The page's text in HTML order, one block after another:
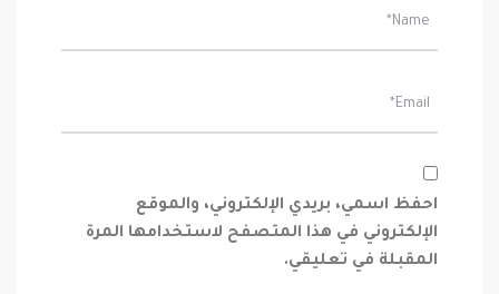
احفظ اسمي، بريدي الإلكتروني، والموقع
الإلكتروني في هذا المتصفح لاستخدامها المرة
المقبلة في تعليقي.